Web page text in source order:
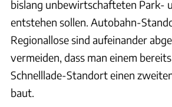
bislang unbewirtschafteten Park-
entstehen sollen. Autobahn-
Regionallose sind aufeinander
vermeiden, dass man einem
Schnelllade-Standort einen
baut.